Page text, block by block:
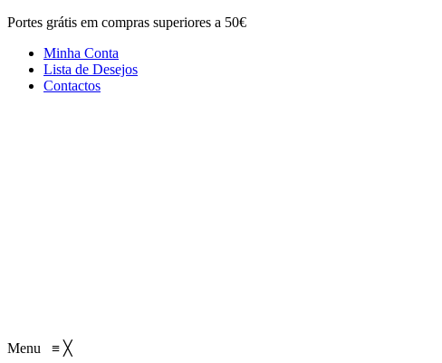
Portes grátis em compras superiores a 50€
Minha Conta
Lista de Desejos
Contactos
Menu ≡ ╳